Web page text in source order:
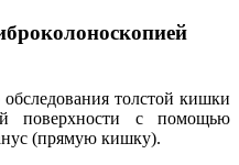
толстой кишки
поверхности с помощью
(прямую кишку).